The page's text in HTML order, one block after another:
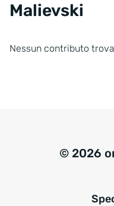
Malievski
Nessun contributo
© 2026